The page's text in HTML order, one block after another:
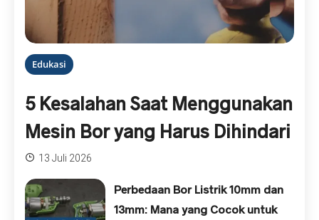
Edukasi
5 Kesalahan Saat Menggunakan
Mesin Bor yang Harus Dihindari
13 Juli 2026
Perbedaan Bor Listrik 10mm dan
13mm: Mana yang Cocok untuk